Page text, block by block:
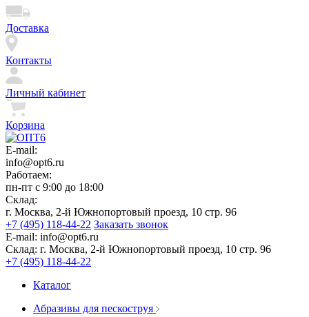
Доставка
Контакты
Личный кабинет
Корзина
E-mail:
info@opt6.ru
Работаем:
пн-пт с 9:00 до 18:00
Склад:
г. Москва, 2-й Южнопортовый проезд, 10 стр. 96
+7 (495) 118-44-22 Заказать звонок
E-mail: info@opt6.ru
Склад: г. Москва, 2-й Южнопортовый проезд, 10 стр. 96
+7 (495) 118-44-22
Каталог
Абразивы для пескоструя